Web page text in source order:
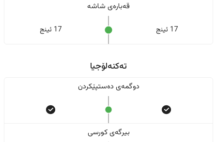
قەبارەی شاشە
17 ئینج 17 ئینج
تەکنەلۆجیا
دوگمەی دەستپێکردن
بیرگەی کورسی